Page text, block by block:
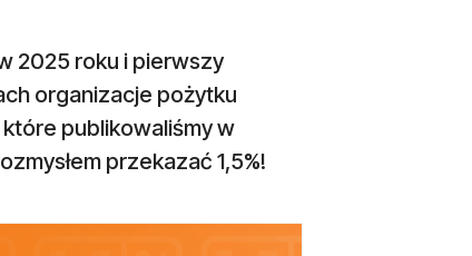
2025 roku i pierwszy
organizacje pożytku
publikowaliśmy w
przekazać 1,5%!